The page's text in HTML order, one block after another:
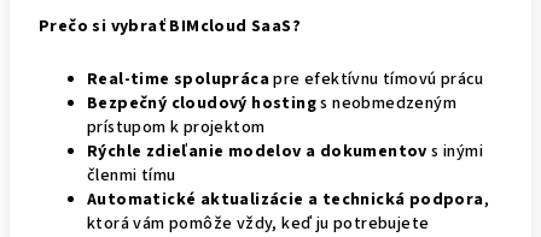
Prečo si vybrať BIMcloud SaaS?
Real-time spoluprácapre efektívnu tímovú prácu
Bezpečný cloudový hostings neobmedzeným
prístupom k projektom
Rýchle zdieľanie modelov a dokumentov s inými
členmi tímu
Automatické aktualizácie a technická podpora,
ktorá vám pomôže vždy, keď ju potrebujete